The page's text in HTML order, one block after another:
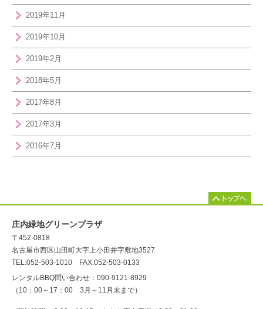
2019年11月
2019年10月
2019年2月
2018年5月
2017年8月
2017年3月
2016年7月
庄内緑地グリーンプラザ
〒452-0818
名古屋市西区山田町大字上小田井字敷地3527
TEL:052-503-1010 FAX:052-503-0133
レンタルBBQ問い合わせ：090-9121-8929
（10：00～17：00 3月～11月末まで）